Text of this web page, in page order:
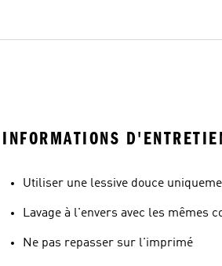
INFORMATIONS
Utiliser une lessive douce
Lavage à l'envers avec les mêmes
Ne pas repasser sur l'imprimé